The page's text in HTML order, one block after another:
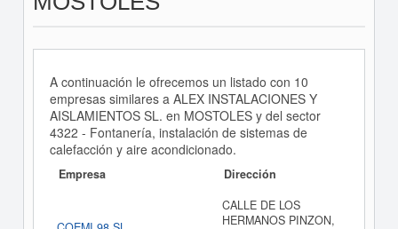
A continuación le ofrecemos un listado con 10
empresas similares a ALEX INSTALACIONES Y
AISLAMIENTOS SL. en MOSTOLES y del sector
4322 - Fontanería, instalación de sistemas de
calefacción y aire acondicionado.
Empresa Dirección
CALLE DE LOS
HERMANOS PINZON,